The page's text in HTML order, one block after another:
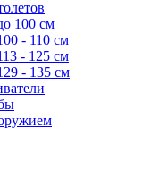
100 см
- 110 см
- 125 см
- 135 см